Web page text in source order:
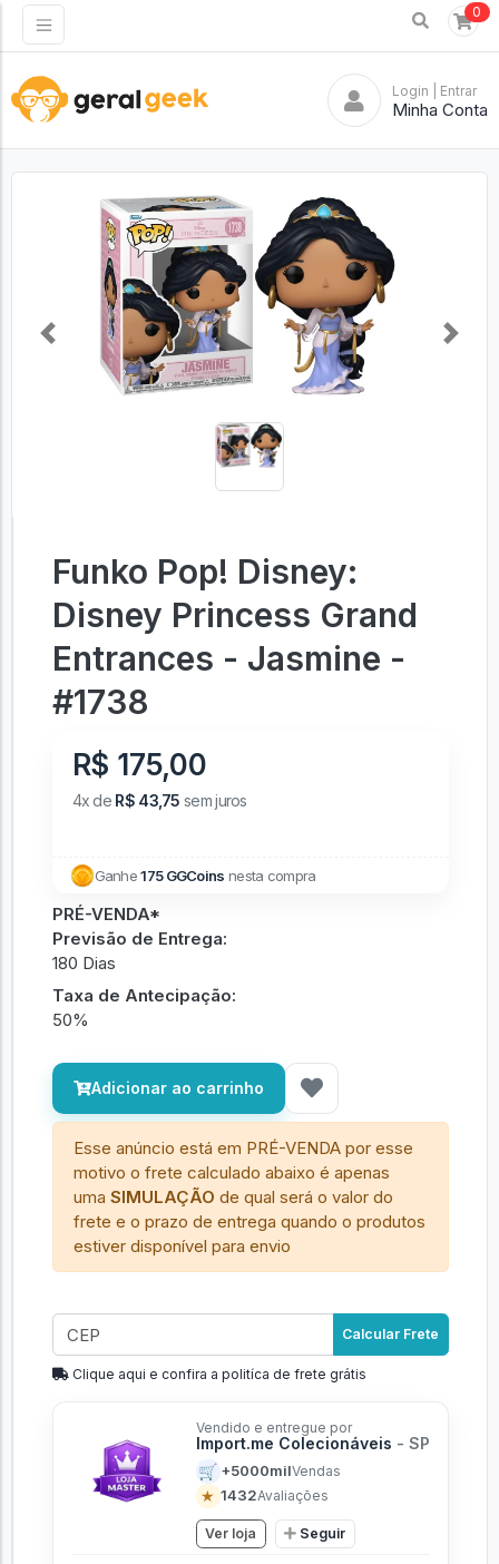
0
Login | Entrar
Minha Conta
Previous Next
Funko Pop! Disney:
Disney Princess Grand
Entrances - Jasmine -
#1738
R$ 175,00
4x de R$ 43,75 sem juros
Ganhe175 GGCoins nesta compra
PRÉ-VENDA*
Previsão de Entrega:
180 Dias
Taxa de Antecipação:
50%
Adicionar ao carrinho
Esse anúncio está em PRÉ-VENDA por esse
motivo o frete calculado abaixo é apenas
umaSIMULAÇÃO de qual será o valor do
frete e o prazo de entrega quando o produtos
estiver disponível para envio
Calcular Frete
Clique aqui e confira a politíca de frete grátis
Vendido e entregue por
Import.me Colecionáveis - SP
🛒 +5000milVendas
★ 1432Avaliações
Ver loja Seguir